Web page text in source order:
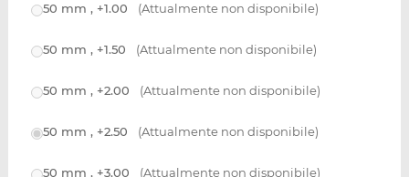
50 mm , +1.00 (Attualmente non disponibile)
50 mm , +1.50 (Attualmente non disponibile)
50 mm , +2.00 (Attualmente non disponibile)
50 mm , +2.50 (Attualmente non disponibile)
50 mm , +3.00 (Attualmente non disponibile)